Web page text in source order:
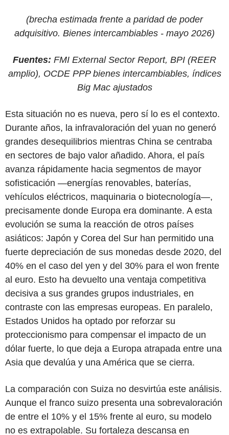
(brecha estimada frente a paridad de poder
adquisitivo. Bienes intercambiables - mayo 2026)
Fuentes: FMI External Sector Report, BPI (REER
amplio), OCDE PPP bienes intercambiables, índices
Big Mac ajustados
Esta situación no es nueva, pero sí lo es el contexto.
Durante años, la infravaloración del yuan no generó
grandes desequilibrios mientras China se centraba
en sectores de bajo valor añadido. Ahora, el país
avanza rápidamente hacia segmentos de mayor
sofisticación —energías renovables, baterías,
vehículos eléctricos, maquinaria o biotecnología—,
precisamente donde Europa era dominante. A esta
evolución se suma la reacción de otros países
asiáticos: Japón y Corea del Sur han permitido una
fuerte depreciación de sus monedas desde 2020, del
40% en el caso del yen y del 30% para el won frente
al euro. Esto ha devuelto una ventaja competitiva
decisiva a sus grandes grupos industriales, en
contraste con las empresas europeas. En paralelo,
Estados Unidos ha optado por reforzar su
proteccionismo para compensar el impacto de un
dólar fuerte, lo que deja a Europa atrapada entre una
Asia que devalúa y una América que se cierra.
La comparación con Suiza no desvirtúa este análisis.
Aunque el franco suizo presenta una sobrevaloración
de entre el 10% y el 15% frente al euro, su modelo
no es extrapolable. Su fortaleza descansa en